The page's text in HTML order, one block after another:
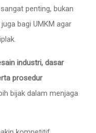
penting, bukan
bagi UMKM agar
industri, dasar
prosedur
bijak dalam menjaga